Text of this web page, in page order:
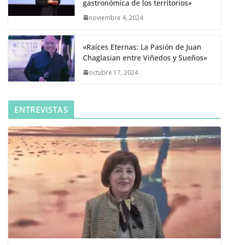
gastronómica de los territorios»
noviembre 4, 2024
«Raíces Eternas: La Pasión de Juan
Chaglasian entre Viñedos y Sueños»
octubre 17, 2024
ENTREVISTAS